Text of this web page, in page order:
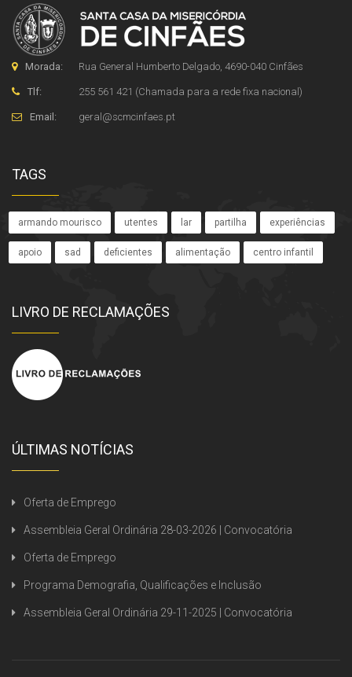
Morada: Rua General Humberto Delgado, 4690-040 Cinfães
Tlf: 255 561 421 (Chamada para a rede fixa nacional)
Email: geral @scmcinfaes.pt
TAGS
armando mourisco utentes lar partilha experiências
apoio sad deficientes alimentação centro infantil
LIVRO DE RECLAMAÇÕES
ÚLTIMAS NOTÍCIAS
Oferta de Emprego
Assembleia Geral Ordinária 28-03-2026 | Convocatória
Oferta de Emprego
Programa Demografia, Qualificações e Inclusão
Assembleia Geral Ordinária 29-11-2025 | Convocatória